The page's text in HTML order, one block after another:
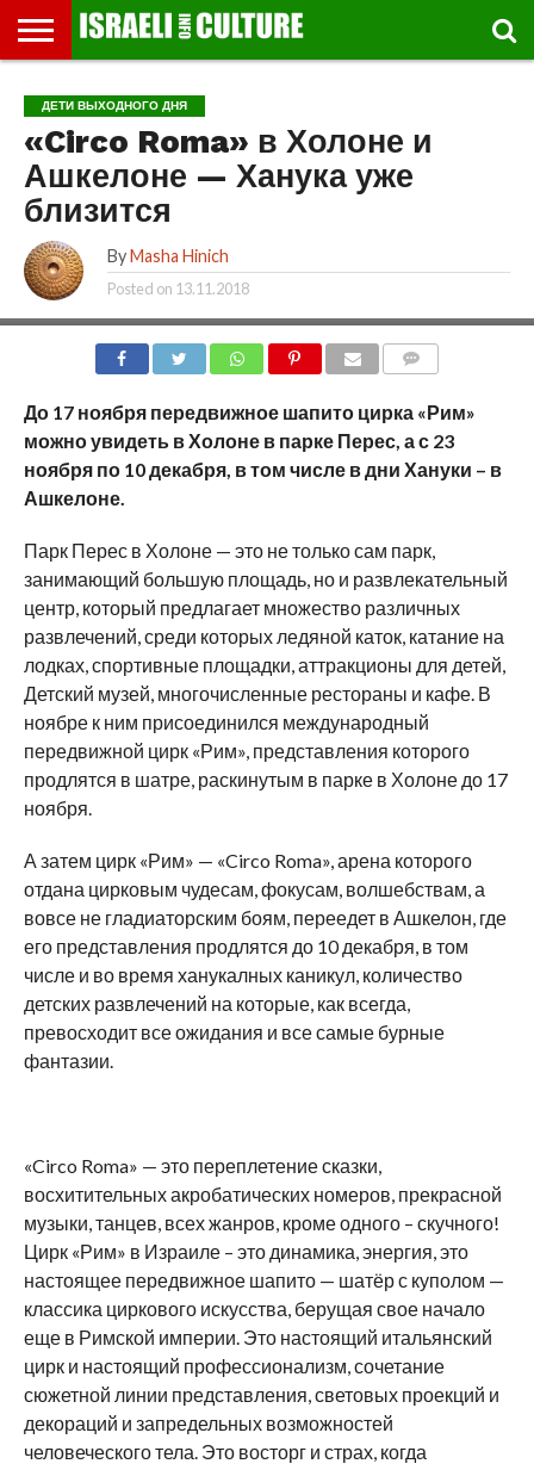
МУЗЕИ
СТРАНА
ФЕСТИВАЛЕЙ
ТЕАТР
КНИГИ.
ТЕКСТЫ
МУЗЫКА
РЕЛИГИЯ/
ИСТОРИЯ
ДВИЖЕНИЕ
ДЕТИ
ВЫХОДНОГО
ДНЯ
МАРШРУТЫ
ПРОГУЛЬЩИКА
ВИДЕО-
РЕЧИ
ВПЕЧАТЛЕНИЯ
ВСТРЕЧИ
И
ЛЕКЦИИ
ИНТЕРВЬЮ
КИНО
TEL
AVIV
GLOBAL
ДЕТИ ВЫХОДНОГО ДНЯ
«Circo Roma» в Холоне и
Ашкелоне — Ханука уже
близится
By Masha Hinich
Posted on 13.11.2018
До 17 ноября передвижное шапито цирка «Рим»
можно увидеть в Холоне в парке Перес, а с 23
ноября по 10 декабря, в том числе в дни Хануки – в
Ашкелоне.
Парк Перес в Холоне — это не только сам парк,
занимающий большую площадь, но и развлекательный
центр, который предлагает множество различных
развлечений, среди которых ледяной каток, катание на
лодках, спортивные площадки, аттракционы для детей,
Детский музей, многочисленные рестораны и кафе. В
ноябре к ним присоединился международный
передвижной цирк «Рим», представления которого
продлятся в шатре, раскинутым в парке в Холоне до 17
ноября.
А затем цирк «Рим» — «Circo Roma», арена которого
отдана цирковым чудесам, фокусам, волшебствам, а
вовсе не гладиаторским боям, переедет в Ашкелон, где
его представления продлятся до 10 декабря, в том
числе и во время ханукалных каникул, количество
детских развлечений на которые, как всегда,
превосходит все ожидания и все самые бурные
фантазии.
«Circo Roma» — это переплетение сказки,
восхитительных акробатических номеров, прекрасной
музыки, танцев, всех жанров, кроме одного – скучного!
Цирк «Рим» в Израиле – это динамика, энергия, это
настоящее передвижное шапито — шатёр с куполом —
классика циркового искусства, берущая свое начало
еще в Римской империи. Это настоящий итальянский
цирк и настоящий профессионализм, сочетание
сюжетной линии представления, световых проекций и
декораций и запредельных возможностей
человеческого тела. Это восторг и страх, когда